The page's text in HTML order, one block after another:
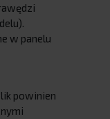
w panelu
powinien